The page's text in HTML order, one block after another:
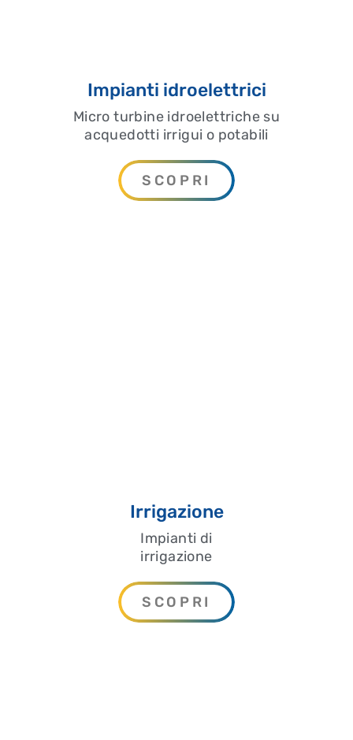
Impianti idroelettrici
Micro turbine idroelettriche su
acquedotti irrigui o potabili
SCOPRI
Irrigazione
Impianti di
irrigazione
SCOPRI